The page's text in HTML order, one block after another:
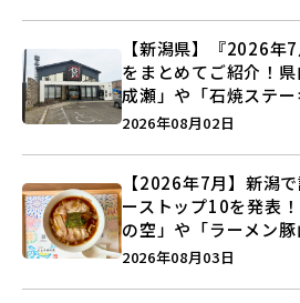
【新潟県】『2026年
をまとめてご紹介！
成瀬」や「石焼ステ
営業に幕…。
2026年08月02日
【2026年7月】新潟
ーストップ10を発表
の空」や「ラーメン
注目記事をランキング
2026年08月03日